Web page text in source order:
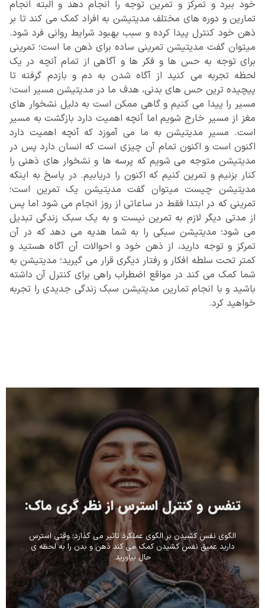
خود ببرد و تمرکز و تمرین توجه را انجام دهد و البته انجام
تمارین و دوره های مختلف مدیتیشن به افراد کمک می کند تا بر
ذهن خود کنترل پیدا کرده و سبب بهبود شرایط روانی فرد شود.
میتوان گفت مدیتیشن تمرینی ساده برای ذهن ما است؛ تمرینی
برای توجه به حس ها و فکر ها و آگاهی از تمام آنچه در یک
لحظه تجربه می کنید از آگاه شدن به دم و بازدم گرفته تا
پیچیده ترین حس های بدنی، هدف ما در مدیتیشن مسیر است؛
مسیر را پیدا می کنیم و گاهی ممکن است به دلیل نشخوار های
مغز از مسیر خارج شویم اما آنچه اهمیت دارد بازگشت به مسیر
است. مسیر مدیتیشن به ما می آموزد که آنچه اهمیت دارد
اکنون است و اکنون تمام آن چیزی است که انسان دارد پس در
مدیتیشن متوجه می شویم که پرسه ها و نشخوار های ذهنی را
کنار بزنیم و تمرین کنیم که اکنون را دریابیم. در پاسخ به اینکه
مدیتیشن چیست میتوان گفت مدیتیشن یک تمرین است؛
تمرینی که در ابتدا فقط در ساعاتی از روز انجام می شود اما پس
از مدتی دیگر لازم به تمرین نیست و به یک سبک زندگی تبدیل
می شود؛ مدیتیشن سبکی را به شما هدیه می دهد که در آن
تمرکز و توجه دارید، از ذهن خود و احوالات آن آگاه هستید و
کمتر تحت سلطه افکار و رفتار دیگری قرار می گیرید؛ مدیتیشن به
شما کمک می کند در مواقع اضطراب راهی برای کنترل آن داشته
باشید و با انجام تمارین مدیتیشن سبک زندگی جدیدی را تجربه
خواهید کرد.
تنفس و کنترل استرس از نظر گری ماک:
الگوی نفس کشیدن بر الگوی عملکرد تاثیر می گذارد؛ وقتی استرس
دارید عمیق نفس کشیدن کمک می کند ذهن و بدن را به لحظه ی
حال بیاورید.